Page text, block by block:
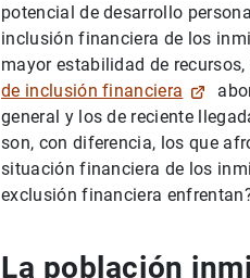
potencial de desarrollo
inclusión financiera de los
mayor estabilidad de
de inclusión financiera
general y los de reciente
son, con diferencia, los que
situación financiera de los
exclusión financiera
La población